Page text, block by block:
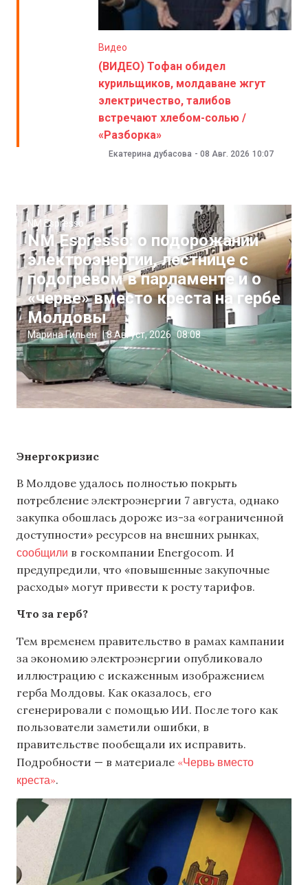
Видео
(ВИДЕО) Тофан обидел
курильщиков, молдаване жгут
электричество, талибов
встречают хлебом-солью /
«Разборка»
Екатерина дубасова - 08 Авг. 2026 10:07
NM Espresso
NM Espresso: о подорожании
электроэнергии, лестнице с
подогревом в парламенте и о
«черве» вместо креста на гербе
Молдовы
Марина Гильен |8 Август, 2026 08:08
Энергокризис
В Молдове удалось полностью покрыть
потребление электроэнергии 7 августа, однако
закупка обошлась дороже из-за «ограниченной
доступности» ресурсов на внешних рынках,
сообщили в госкомпании Energocom. И
предупредили, что «повышенные закупочные
расходы» могут привести к росту тарифов.
Что за герб?
Тем временем правительство в рамах кампании
за экономию электроэнергии опубликовало
иллюстрацию с искаженным изображением
герба Молдовы. Как оказалось, его
сгенерировали с помощью ИИ. После того как
пользователи заметили ошибки, в
правительстве пообещали их исправить.
Подробности — в материале «Червь вместо
креста».